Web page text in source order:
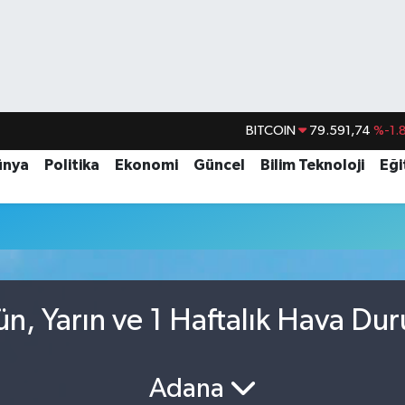
BITCOIN 79.591,74 %-
DOLAR 45,43620
Politika Ekonomi Güncel Bilim Teknoloji
Yarın ve 1 Haftalık Hava
Adana